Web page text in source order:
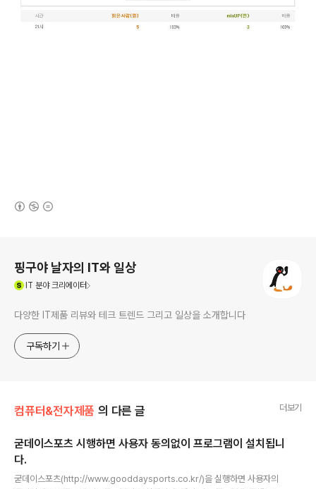
핑구야 날자의 IT와 일상
IT 분야 크리에이터
다양한 IT제품 리뷰와 테크 트렌드 그리고 일상을 소개합니다
구독하기
컴퓨터&전자제품 의 다른 글 더보기
굳데이스포츠 시행하면 사용자 동의없이 프로그램이 설치됩니
다.
굳데이스포츠(http://www.gooddaysports.co.kr/)을 실행하면 사용자의